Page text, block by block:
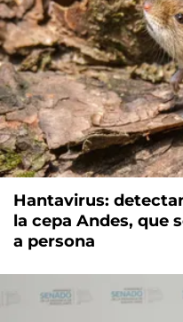
Hantavirus:
la cepa Andes, que
a persona